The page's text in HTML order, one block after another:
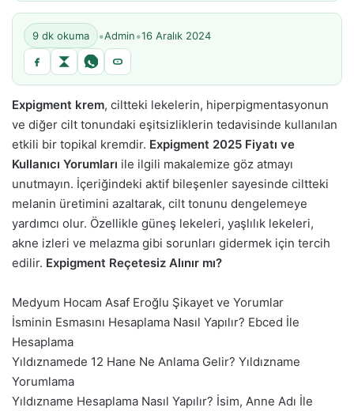
9 dk okuma •Admin•16 Aralık 2024
Expigment krem, ciltteki lekelerin, hiperpigmentasyonun
ve diğer cilt tonundaki eşitsizliklerin tedavisinde kullanılan
etkili bir topikal kremdir. Expigment 2025 Fiyatı ve
Kullanıcı Yorumları ile ilgili makalemize göz atmayı
unutmayın. İçeriğindeki aktif bileşenler sayesinde ciltteki
melanin üretimini azaltarak, cilt tonunu dengelemeye
yardımcı olur. Özellikle güneş lekeleri, yaşlılık lekeleri,
akne izleri ve melazma gibi sorunları gidermek için tercih
edilir. Expigment Reçetesiz Alınır mı?
Medyum Hocam Asaf Eroğlu Şikayet ve Yorumlar
İsminin Esmasını Hesaplama Nasıl Yapılır? Ebced İle
Hesaplama
Yıldıznamede 12 Hane Ne Anlama Gelir? Yıldızname
Yorumlama
Yıldızname Hesaplama Nasıl Yapılır? İsim, Anne Adı İle